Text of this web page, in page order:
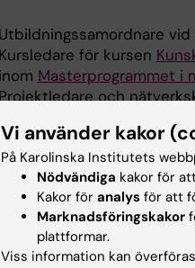
Utbildningssamordnare
Kursledare för kursen
inom Masterprogrammet i
och
Higher Education to
för Erasmus+
SImulated
för
2021)
Vi använder kakor
På Karolinska Institutets
Nödvändiga kakor för
Kakor för analys för att
Marknadsföringskakor
plattformar.
Viss information kan